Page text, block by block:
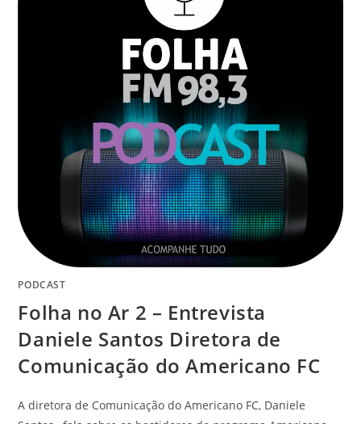
PODCAST
Folha no Ar 2 – Entrevista
Daniele Santos Diretora de
Comunicação do Americano FC
A diretora de Comunicação do Americano FC, Daniele